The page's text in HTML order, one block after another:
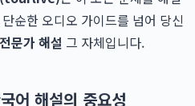
순한 오디오 가이드를 넘어 당신
문가 해설 그 자체입니다.
어 해설의 중요성